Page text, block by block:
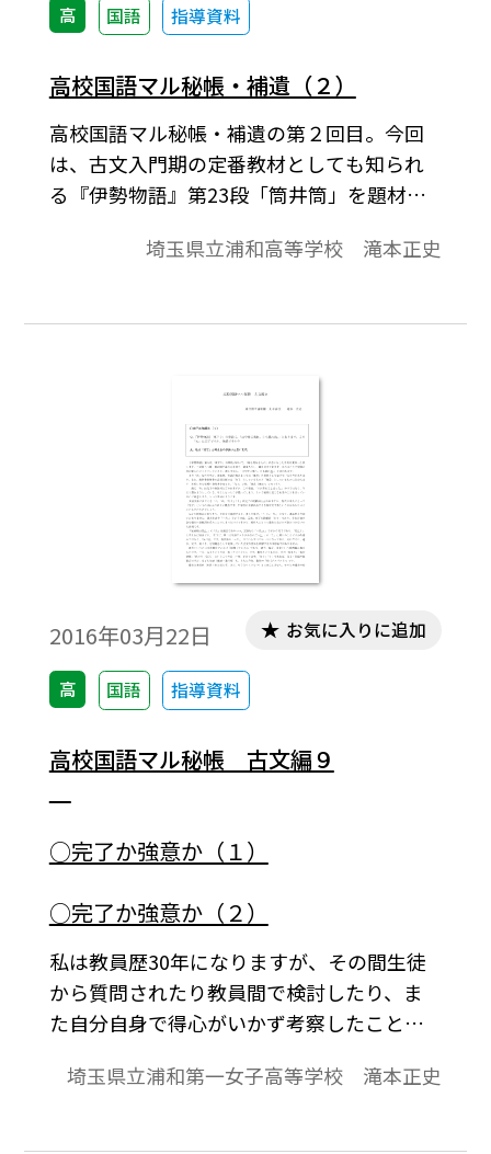
高 国語 指導資料
高校国語マル秘帳・補遺（２）
高校国語マル秘帳・補遺の第２回目。今回
は、古文入門期の定番教材としても知られ
る『伊勢物語』第23段「筒井筒」を題材
ーシャルに触発され、思うところを縦横に
埼玉県立浦和高等学校 滝本正史
2016年03月22日
高 国語 指導資料
お気に入りに追加
高校国語マル秘帳 古文編９
○完了か強意か（１）
○完了か強意か（２）
私は教員歴30年になりますが、その間生徒
から質問されたり教員間で検討したり、ま
た自分自身で得心がいかず考察したことが
ります。専門家の間では結論が出ていても高
も記述されていないことが多数あります。あ
埼玉県立浦和第一女子高等学校 滝本正史